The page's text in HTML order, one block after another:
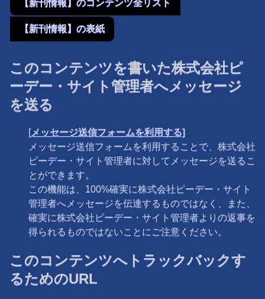
【新刊情報】のコンテンツ全リスト
【新刊情報】の表紙
このコンテンツを書いた株式会社ピ
ーデー・サイト管理者へメッセージ
を送る
[メッセージ送信フォームを利用する]
メッセージ送信フォームを利用することで、株式会社
ピーデー・サイト管理者に対してメッセージを送るこ
とができます。
この機能は、100%確実に株式会社ピーデー・サイト
管理者へメッセージを伝達するものではなく、また、
確実に株式会社ピーデー・サイト管理者よりの返事を
得られるものではないことにご注意ください。
このコンテンツへトラックバックす
るためのURL